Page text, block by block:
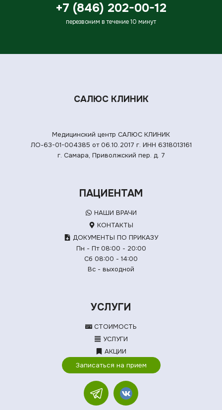
+7 (846) 202-00-12
перезвоним в течение 10 минут
САЛЮС КЛИНИК
Медицинский центр САЛЮС КЛИНИК
ЛО-63-01-004385 от 06.10.2017 г. ИНН 6318013161
г. Самара, Приволжский пер. д. 7
ПАЦИЕНТАМ
НАШИ ВРАЧИ
КОНТАКТЫ
ДОКУМЕНТЫ ПО ПРИКАЗУ
Пн - Пт 08:00 - 20:00
Сб 08:00 - 14:00
Вс - выходной
УСЛУГИ
СТОИМОСТЬ
УСЛУГИ
АКЦИИ
Записаться на прием